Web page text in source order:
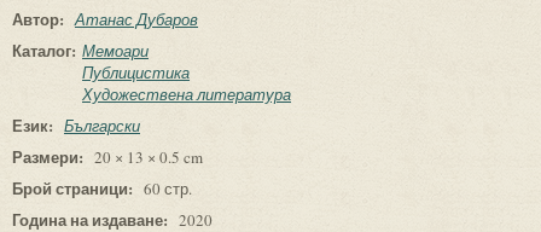
Автор: Атанас Дубаров
Каталог: Мемоари
Публицистика
Художествена литература
Език: Български
Размери: 20 × 13 × 0.5 cm
Брой страници: 60 стр.
Година на издаване: 2020